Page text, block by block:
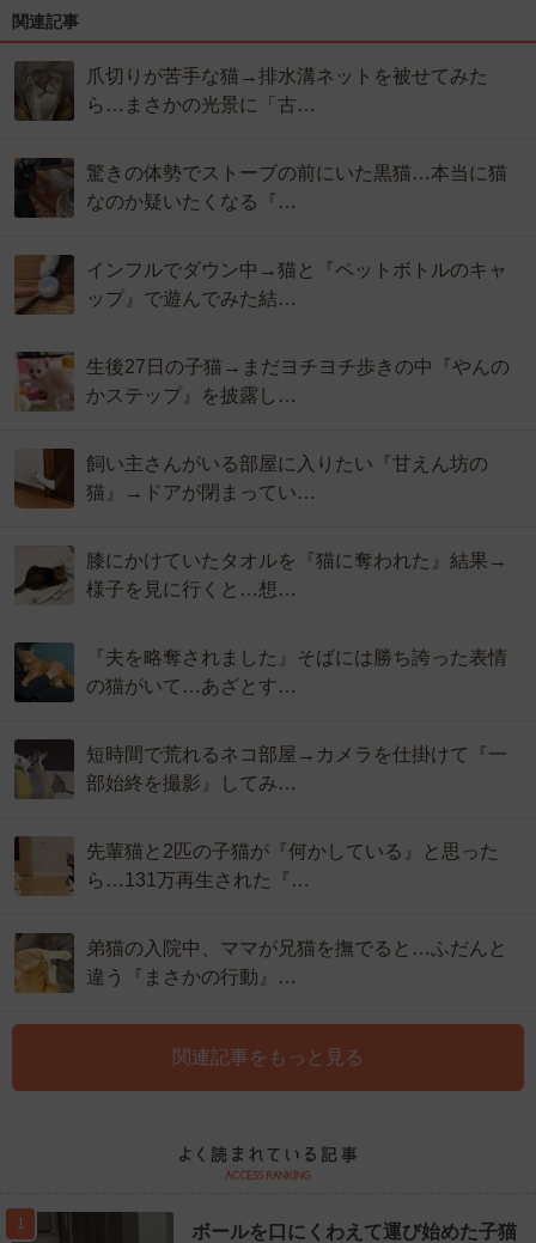
関連記事
爪切りが苦手な猫→排水溝ネットを被せてみた
ら…まさかの光景に「古…
驚きの体勢でストーブの前にいた黒猫…本当に猫
なのか疑いたくなる『…
インフルでダウン中→猫と『ペットボトルのキャ
ップ』で遊んでみた結…
生後27日の子猫→まだヨチヨチ歩きの中『やんの
かステップ』を披露し…
飼い主さんがいる部屋に入りたい『甘えん坊の
猫』→ドアが閉まってい…
膝にかけていたタオルを『猫に奪われた』結果→
様子を見に行くと…想…
『夫を略奪されました』そばには勝ち誇った表情
の猫がいて…あざとす…
短時間で荒れるネコ部屋→カメラを仕掛けて『一
部始終を撮影』してみ…
先輩猫と2匹の子猫が『何かしている』と思った
ら…131万再生された『…
弟猫の入院中、ママが兄猫を撫でると…ふだんと
違う『まさかの行動』…
関連記事をもっと見る
1
ボールを口にくわえて運び始めた子猫